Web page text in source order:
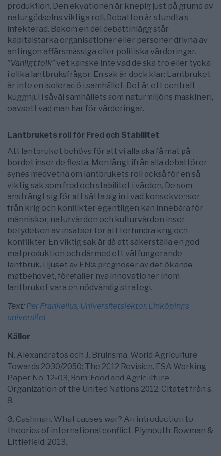
produktion. Den ekvationen är knepig just på grumd av
naturgödselns viktiga roll. Debatten är stundtals
infekterad. Bakom en del debattinlägg står
kapitalstarka organisationer eller personer drivna av
antingen affärsmässiga eller politiska värderingar.
”Vanligt folk”vet kanske inte vad de ska tro eller tycka
i olika lantbruksfrågor. En sak är dock klar: Lantbruket
är inte en isolerad ö i samhället. Det är ett centralt
kugghjul i såväl samhällets som naturmiljöns maskineri,
oavsett vad man har för värderingar.
Lantbrukets roll för Fred och Stabilitet
Att lantbruket behövs för att vi alla ska få mat på
bordet inser de flesta. Men långt ifrån alla debattörer
synes medvetna om lantbrukets roll också för en så
viktig sak som fred och stabilitet i värden. De som
ansträngt sig för att sätta sig in i vad konsekvenser
från krig och konflikter egentligen kan innebära för
människor, naturvärden och kulturvärden inser
betydelsen av insatser för att förhindra krig och
konflikter. En viktig sak är då att säkerställa en god
matproduktion och därmed ett väl fungerande
lantbruk. I ljuset av FN:s prognoser av det ökande
matbehovet, förefaller nya innovationer inom
lantbruket vara en nödvändig strategi.
Text: Per Frankelius, Universitetslektor, Linköpings
universitet
Källor
N. Alexandratos och J. Bruinsma. World Agriculture
Towards 2030/2050: The 2012 Revision. ESA Working
Paper No. 12-03, Rom: Food and Agriculture
Organization of the United Nations 2012. Citatet från s.
8.
G. Cashman. What causes war? An introduction to
theories of international conflict. Plymouth: Rowman &
Littlefield, 2013.